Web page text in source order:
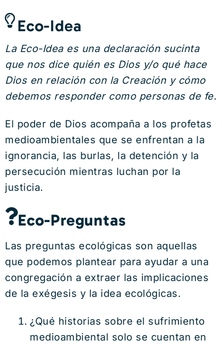
Eco-Idea
La Eco-Idea es una declaración sucinta
que nos dice quién es Dios y/o qué hace
Dios en relación con la Creación y cómo
debemos responder como personas de fe.
El poder de Dios acompaña a los profetas
medioambientales que se enfrentan a la
ignorancia, las burlas, la detención y la
persecución mientras luchan por la
justicia.
Eco-Preguntas
Las preguntas ecológicas son aquellas
que podemos plantear para ayudar a una
congregación a extraer las implicaciones
de la exégesis y la idea ecológicas.
¿Qué historias sobre el sufrimiento
medioambiental solo se cuentan en